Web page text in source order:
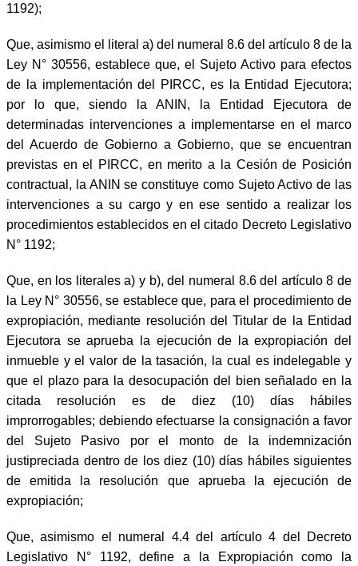
1192);
Que, asimismo el literal a) del numeral 8.6 del artículo 8 de la
Ley N° 30556, establece que, el Sujeto Activo para efectos
de la implementación del PIRCC, es la Entidad Ejecutora;
por lo que, siendo la ANIN, la Entidad Ejecutora de
determinadas intervenciones a implementarse en el marco
del Acuerdo de Gobierno a Gobierno, que se encuentran
previstas en el PIRCC, en merito a la Cesión de Posición
contractual, la ANIN se constituye como Sujeto Activo de las
intervenciones a su cargo y en ese sentido a realizar los
procedimientos establecidos en el citado Decreto Legislativo
N° 1192;
Que, en los literales a) y b), del numeral 8.6 del artículo 8 de
la Ley N° 30556, se establece que, para el procedimiento de
expropiación, mediante resolución del Titular de la Entidad
Ejecutora se aprueba la ejecución de la expropiación del
inmueble y el valor de la tasación, la cual es indelegable y
que el plazo para la desocupación del bien señalado en la
citada resolución es de diez (10) días hábiles
improrrogables; debiendo efectuarse la consignación a favor
del Sujeto Pasivo por el monto de la indemnización
justipreciada dentro de los diez (10) días hábiles siguientes
de emitida la resolución que aprueba la ejecución de
expropiación;
Que, asimismo el numeral 4.4 del artículo 4 del Decreto
Legislativo N° 1192, define a la Expropiación como la